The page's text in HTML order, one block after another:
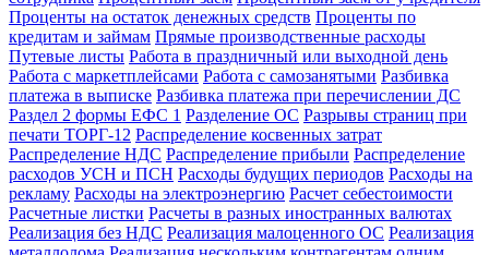
Проценты на остаток денежных средств Проценты по
кредитам и займам Прямые производственные расходы
Путевые листы Работа в праздничный или выходной день
Работа с маркетплейсами Работа с самозанятыми Разбивка
платежа в выписке Разбивка платежа при перечислении ДС
Раздел 2 формы ЕФС 1 Разделение ОС Разрывы страниц при
печати ТОРГ-12 Распределение косвенных затрат
Распределение НДС Распределение прибыли Распределение
расходов УСН и ПСН Расходы будущих периодов Расходы на
рекламу Расходы на электроэнергию Расчет себестоимости
Расчетные листки Расчеты в разных иностранных валютах
Реализация без НДС Реализация малоценного ОС Реализация